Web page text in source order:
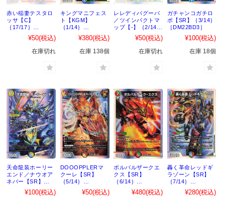
赤い稲妻テスタロ
ッサ【C】
｛17/17｝
［DM22BD2］
¥50(税込)
在庫切れ
キングマニフェス
ト【KGM】
｛1/14｝
［DM22BD3］
¥380(税込)
在庫 138個
レレディバグーバ
／ツインパクトマ
ップ【-】｛2/14｝
［DM22BD3］
¥50(税込)
在庫切れ
ガチャンコガチロ
ボ【SR】｛3/14｝
［DM22BD3］
¥100(税込)
在庫 18個
天命龍装ホーリー
エンド／ナウオア
ネバー【SR】
｛4/14｝
［DM22BD3］
¥100(税込)
DOOOPPLERマ
クーレ【SR】
｛5/14｝
［DM22BD3］
¥50(税込)
ボルバルザークエ
クス【SR】
｛6/14｝
［DM22BD3］
¥480(税込)
轟く革命レッドギ
ラゾーン【SR】
｛7/14｝
［DM22BD3］
¥280(税込)